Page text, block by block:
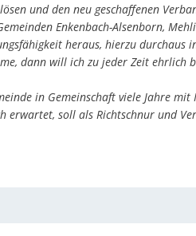
und den neu geschaffenen
Enkenbach-Alsenborn,
heraus, hierzu durchaus
dann will ich zu jeder Zeit ehrlich
in Gemeinschaft viele Jahre mit
erwartet, soll als Richtschnur und